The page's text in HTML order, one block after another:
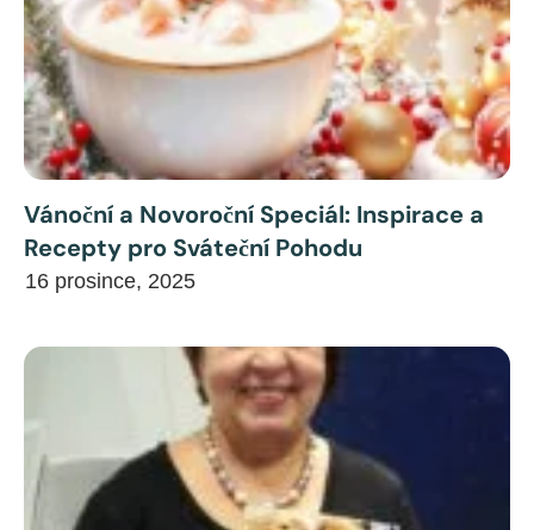
Vánoční a Novoroční Speciál: Inspirace a
Recepty pro Sváteční Pohodu
16 prosince, 2025